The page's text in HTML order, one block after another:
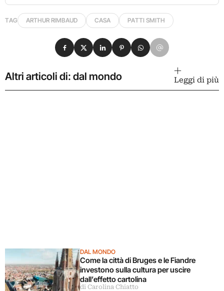
TAG ARTHUR RIMBAUD CASA PATTI SMITH
Condividi su Facebook
Condividi su X
Condividi su LinkedIn
Condividi su Pinterest
Condividi su WhatsApp
Condividi su Email
Altri articoli di: dal mondo Leggi di più
DAL MONDO
Come la città di Bruges e le Fiandre
investono sulla cultura per uscire
dall’effetto cartolina
di Carolina Chiatto